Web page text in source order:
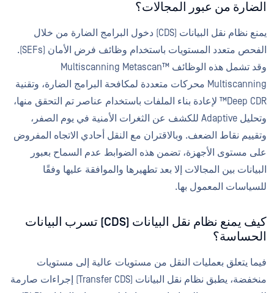
الضارة من عبور المجالات؟
يمنع نظام نقل البيانات (CDS) دخول البرامج الضارة من خلال
الفحص متعدد المستويات باستخدام وظائف فرض الأمان (SEFs).
وقد تشمل هذه الوظائف Multiscanning Metascan™
Multiscanning محركات متعددة لمكافحة البرامج الضارة، وتقنية
Deep CDR™ لإعادة بناء الملفات باستخدام عناصر تم التحقق منها،
وتحليل Adaptive للكشف عن الثغرات الأمنية في يوم الصفر،
وتقييم نقاط الضعف. وبالاقتران مع النقل أحادي الاتجاه المفروض
على مستوى الأجهزة، تضمن هذه الضوابط عدم السماح بعبور
البيانات بين المجالات إلا بعد تطهيرها والموافقة عليها وفقًا
للسياسات المعمول بها.
كيف يمنع نظام نقل البيانات (CDS) تسرب البيانات
الحساسة؟
فيما يتعلق بعمليات النقل من مستويات عالية إلى مستويات
منخفضة، يطبق نظام نقل البيانات (Transfer CDS) إجراءات صارمة